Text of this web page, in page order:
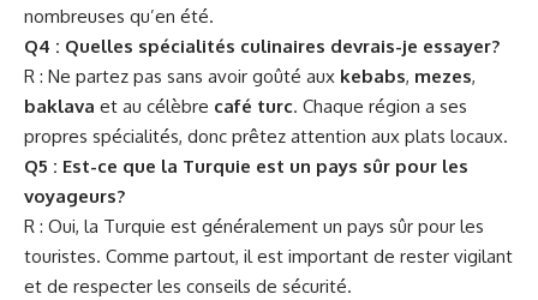
nombreuses qu’en été.
Q4 : Quelles spécialités culinaires devrais-je essayer?
R : Ne partez pas sans avoir goûté aux kebabs, mezes,
baklava et au célèbre café turc. Chaque région a ses
propres spécialités, donc prêtez attention aux plats locaux.
Q5 : Est-ce que la Turquie est un pays sûr pour les
voyageurs?
R : Oui, la Turquie est généralement un pays sûr pour les
touristes. Comme partout, il est important de rester vigilant
et de respecter les conseils de sécurité.